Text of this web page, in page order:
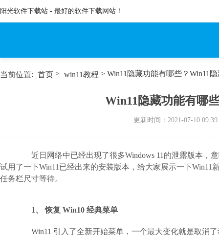
阳光软件下载站 - 最好的软件下载网站！
当前位置: 首页 > win11教程 > Win11隐藏功能有哪些？Win11
Win11隐藏功能有哪
更新时间： 2021-07-10
近日网络中已经出现了很多Windows 11的泄露版本，
试用了一下Win11已经出来的安装版本，给大家展示一下Win11
任务栏尺寸等待。
1、 恢复 Win10 经典菜单
Win11 引入了全新开始菜单，一个最大变化就是取消了